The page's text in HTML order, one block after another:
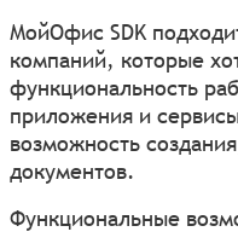
МойОфис SDK
компаний, которые
функциональность
приложения и
возможность
документов.
Функциональные